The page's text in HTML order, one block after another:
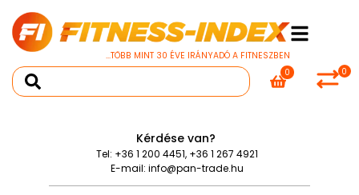
...TÖBB MINT 30 ÉVE IRÁNYADÓ A FITNESZBEN
0
0
Kérdése van?
Tel: +36 1 200 4451, +36 1 267 4921
E-mail: info@pan-trade.hu